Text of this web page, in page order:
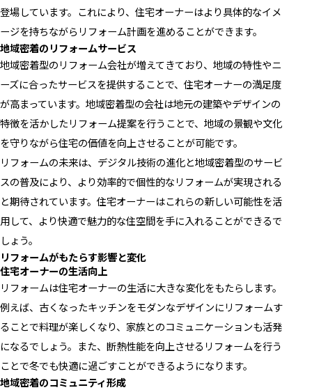
登場しています。これにより、住宅オーナーはより具体的なイメ
ージを持ちながらリフォーム計画を進めることができます。
地域密着のリフォームサービス
地域密着型のリフォーム会社が増えてきており、地域の特性やニ
ーズに合ったサービスを提供することで、住宅オーナーの満足度
が高まっています。地域密着型の会社は地元の建築やデザインの
特徴を活かしたリフォーム提案を行うことで、地域の景観や文化
を守りながら住宅の価値を向上させることが可能です。
リフォームの未来は、デジタル技術の進化と地域密着型のサービ
スの普及により、より効率的で個性的なリフォームが実現される
と期待されています。住宅オーナーはこれらの新しい可能性を活
用して、より快適で魅力的な住空間を手に入れることができるで
しょう。
リフォームがもたらす影響と変化
住宅オーナーの生活向上
リフォームは住宅オーナーの生活に大きな変化をもたらします。
例えば、古くなったキッチンをモダンなデザインにリフォームす
ることで料理が楽しくなり、家族とのコミュニケーションも活発
になるでしょう。また、断熱性能を向上させるリフォームを行う
ことで冬でも快適に過ごすことができるようになります。
地域密着のコミュニティ形成